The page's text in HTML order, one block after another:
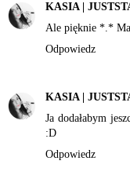
KASIA |
Ale pięknie *.*
Odpowiedz
KASIA |
Ja dodałabym
:D
Odpowiedz